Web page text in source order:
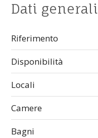
Dati generali
Riferimento
Disponibilità
Locali
Camere
Bagni